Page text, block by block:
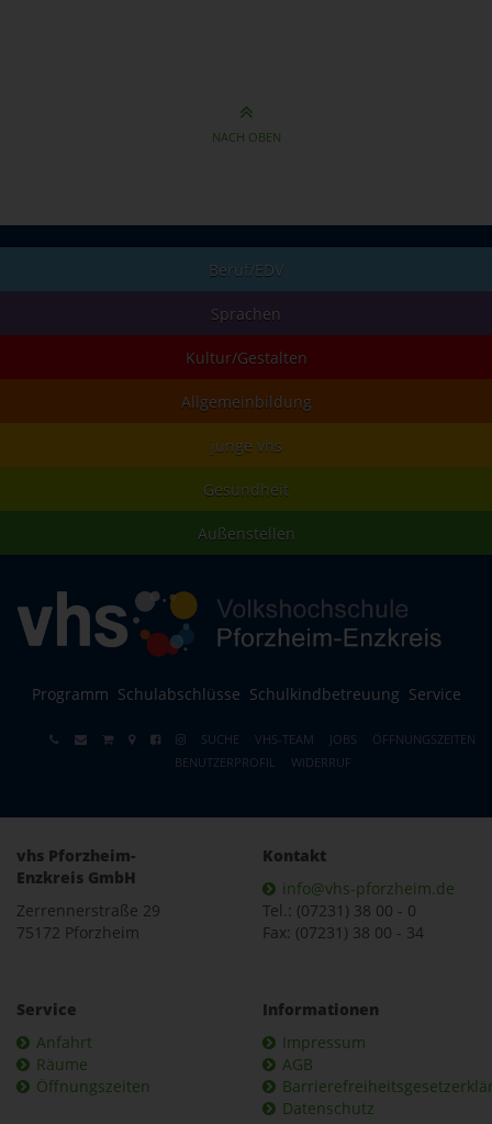
NACH OBEN
Beruf/EDV
Sprachen
Kultur/Gestalten
Allgemeinbildung
junge vhs
Gesundheit
Außenstellen
Programm Schulabschlüsse Schulkindbetreuung Service
SUCHE VHS-TEAM JOBS
ÖFFNUNGSZEITEN
BENUTZERPROFIL
WIDERRUF
vhs Pforzheim-
Enzkreis GmbH
Zerrennerstraße 29
75172 Pforzheim
Kontakt
info@vhs-pforzheim.de
Tel.: (07231) 38 00 - 0
Fax: (07231) 38 00 - 34
Service
Anfahrt
Räume
Öffnungszeiten
Informationen
Impressum
AGB
Datenschutz